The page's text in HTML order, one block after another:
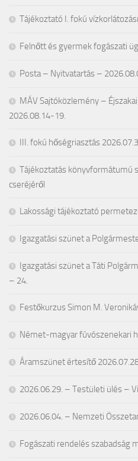
Tájékoztató I. fokú
Felnőtt és gyermek fogászati
Posta – Nyitvatartás –
MÁV Sajtóközlemény –
2026.08.14-19.
III. fokú hőségriasztás
Tájékoztatás könyvformátumú
cseréjéről
Lakossági tájékoztató
Igazgatási szünet a
Igazgatási szünet a Táti
– 24.
Festőkurzus Simon M.
Német-magyar fúvószenekari
Áramszünet értesítő
2026.06.29. – Testületi ülés –
2026.06.04. – Nemzeti
Fogászati rendelés szabadság